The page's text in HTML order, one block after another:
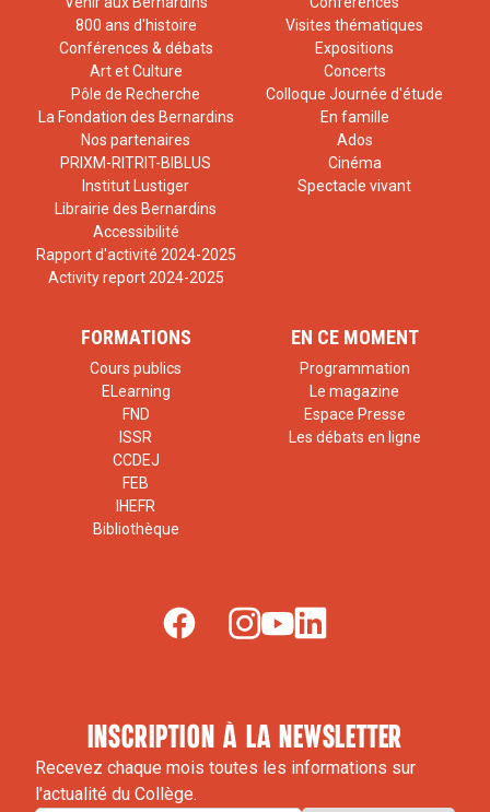
800 ans d'histoire
Conférences & débats
Art et Culture
Pôle de Recherche
La Fondation des Bernardins
Nos partenaires
PRIXM-RITRIT-BIBLUS
Institut Lustiger
Librairie des Bernardins
Accessibilité
Rapport d'activité 2024-2025
Activity report 2024-2025
Visites thématiques
Expositions
Concerts
Colloque Journée d'étude
En famille
Ados
Cinéma
Spectacle vivant
FORMATIONS
Cours publics
ELearning
FND
ISSR
CCDEJ
FEB
IHEFR
Bibliothèque
EN CE MOMENT
Programmation
Le magazine
Espace Presse
Les débats en ligne
inscription à la newsletter
Recevez chaque mois toutes les informations sur
l'actualité du Collège.